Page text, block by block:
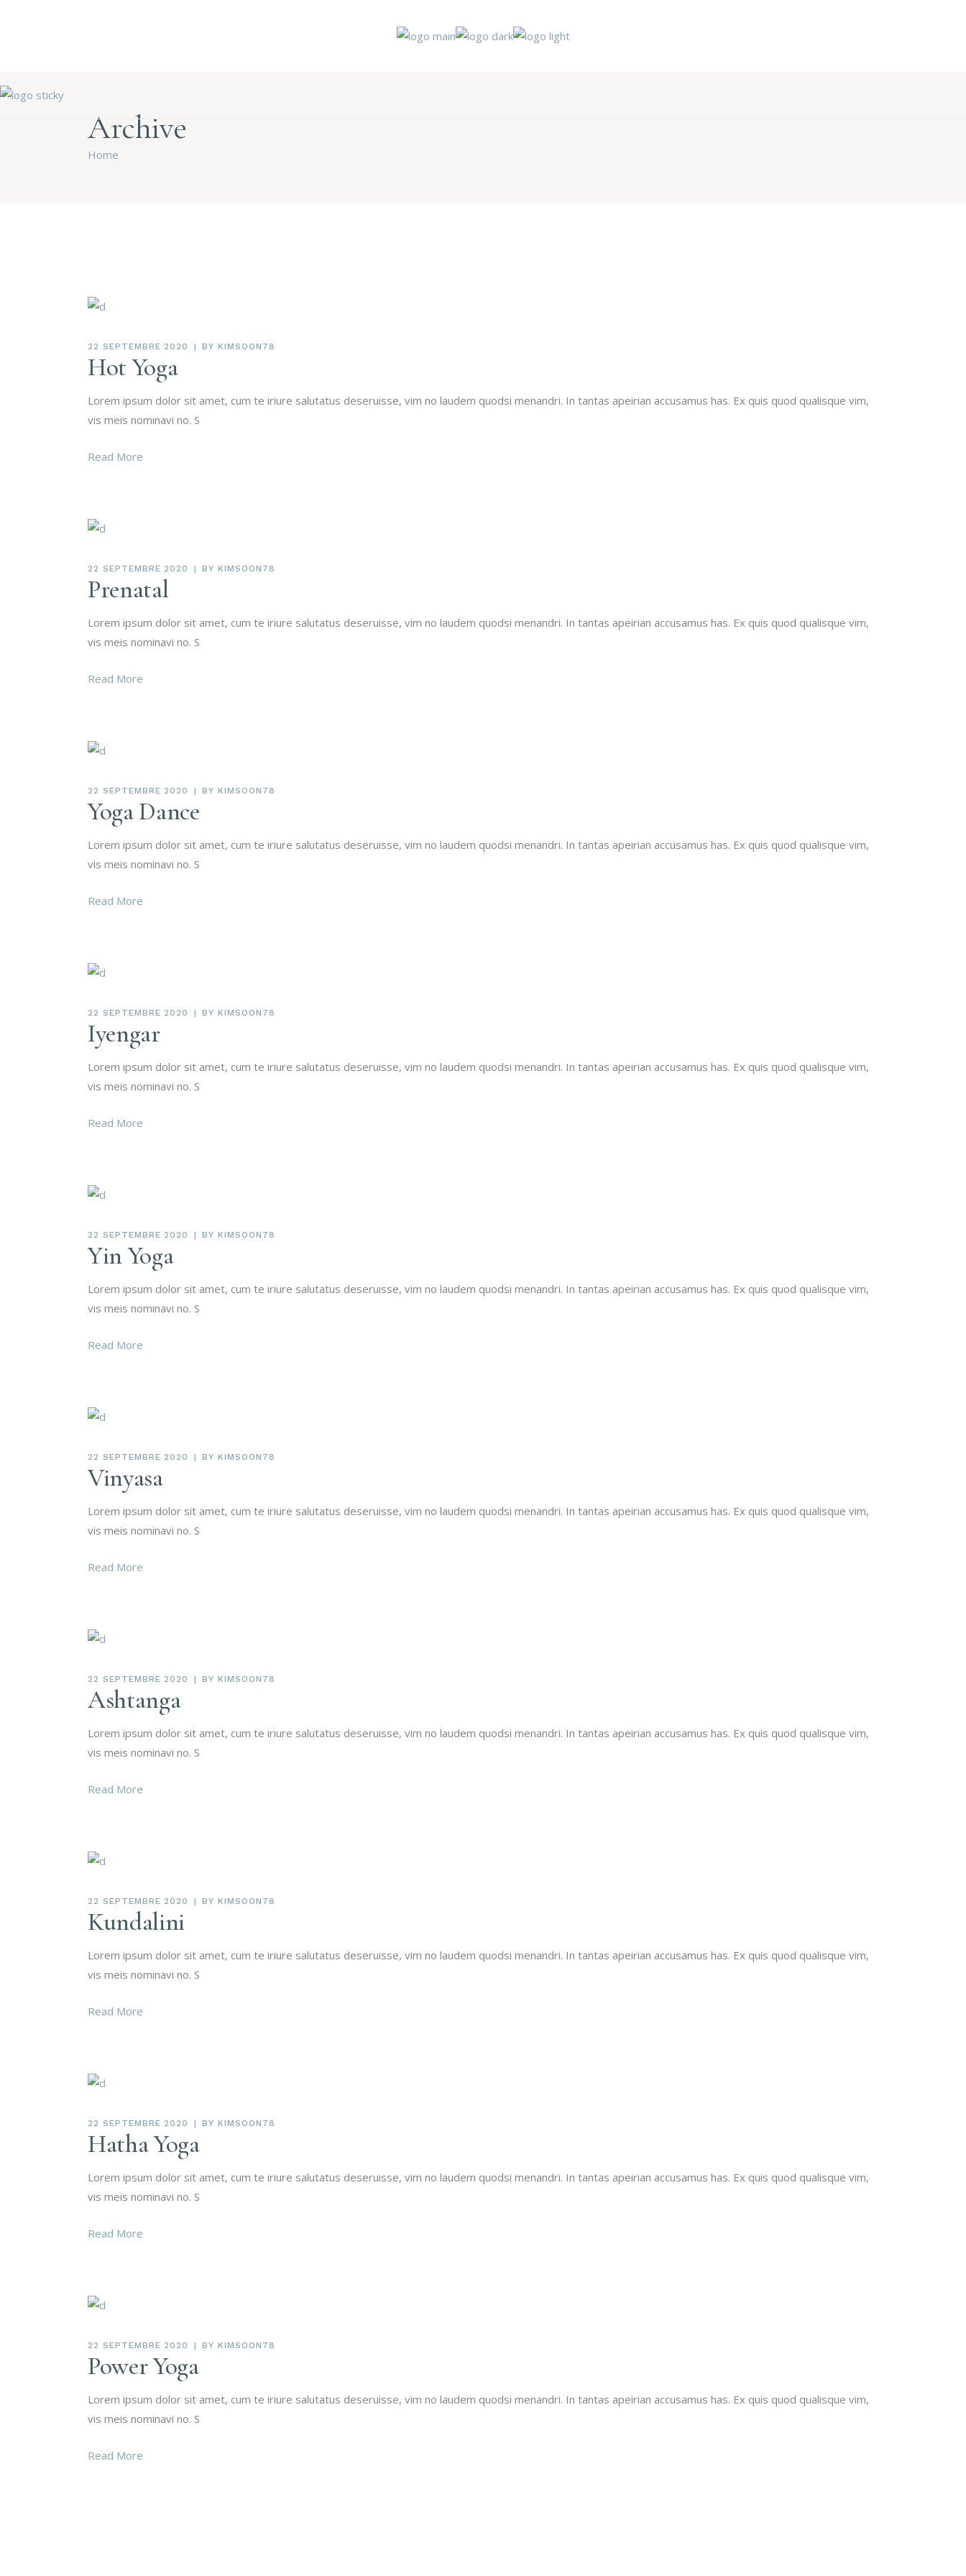
Archive
Home
22 SEPTEMBRE 2020 BY KIMSOON78
Hot Yoga
Lorem ipsum dolor sit amet, cum te iriure salutatus deseruisse, vim no laudem quodsi menandri. In tantas apeirian accusamus has. Ex quis quod qualisque vim,
vis meis nominavi no. S
Read More
22 SEPTEMBRE 2020 BY KIMSOON78
Prenatal
Lorem ipsum dolor sit amet, cum te iriure salutatus deseruisse, vim no laudem quodsi menandri. In tantas apeirian accusamus has. Ex quis quod qualisque vim,
vis meis nominavi no. S
Read More
22 SEPTEMBRE 2020 BY KIMSOON78
Yoga Dance
Lorem ipsum dolor sit amet, cum te iriure salutatus deseruisse, vim no laudem quodsi menandri. In tantas apeirian accusamus has. Ex quis quod qualisque vim,
vis meis nominavi no. S
Read More
22 SEPTEMBRE 2020 BY KIMSOON78
Iyengar
Lorem ipsum dolor sit amet, cum te iriure salutatus deseruisse, vim no laudem quodsi menandri. In tantas apeirian accusamus has. Ex quis quod qualisque vim,
vis meis nominavi no. S
Read More
22 SEPTEMBRE 2020 BY KIMSOON78
Yin Yoga
Lorem ipsum dolor sit amet, cum te iriure salutatus deseruisse, vim no laudem quodsi menandri. In tantas apeirian accusamus has. Ex quis quod qualisque vim,
vis meis nominavi no. S
Read More
22 SEPTEMBRE 2020 BY KIMSOON78
Vinyasa
Lorem ipsum dolor sit amet, cum te iriure salutatus deseruisse, vim no laudem quodsi menandri. In tantas apeirian accusamus has. Ex quis quod qualisque vim,
vis meis nominavi no. S
Read More
22 SEPTEMBRE 2020 BY KIMSOON78
Ashtanga
Lorem ipsum dolor sit amet, cum te iriure salutatus deseruisse, vim no laudem quodsi menandri. In tantas apeirian accusamus has. Ex quis quod qualisque vim,
vis meis nominavi no. S
Read More
22 SEPTEMBRE 2020 BY KIMSOON78
Kundalini
Lorem ipsum dolor sit amet, cum te iriure salutatus deseruisse, vim no laudem quodsi menandri. In tantas apeirian accusamus has. Ex quis quod qualisque vim,
vis meis nominavi no. S
Read More
22 SEPTEMBRE 2020 BY KIMSOON78
Hatha Yoga
Lorem ipsum dolor sit amet, cum te iriure salutatus deseruisse, vim no laudem quodsi menandri. In tantas apeirian accusamus has. Ex quis quod qualisque vim,
vis meis nominavi no. S
Read More
22 SEPTEMBRE 2020 BY KIMSOON78
Power Yoga
Lorem ipsum dolor sit amet, cum te iriure salutatus deseruisse, vim no laudem quodsi menandri. In tantas apeirian accusamus has. Ex quis quod qualisque vim,
vis meis nominavi no. S
Read More